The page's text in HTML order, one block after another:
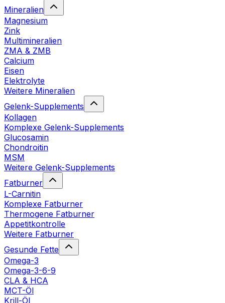
Mineralien
Magnesium
Zink
Multimineralien
ZMA & ZMB
Calcium
Eisen
Elektrolyte
Weitere Mineralien
Gelenk-Supplements
Kollagen
Komplexe Gelenk-Supplements
Glucosamin
Chondroitin
MSM
Weitere Gelenk-Supplements
Fatburner
L-Carnitin
Komplexe Fatburner
Thermogene Fatburner
Appetitkontrolle
Weitere Fatburner
Gesunde Fette
Omega-3
Omega-3-6-9
CLA & HCA
MCT-Öl
Krill-Öl